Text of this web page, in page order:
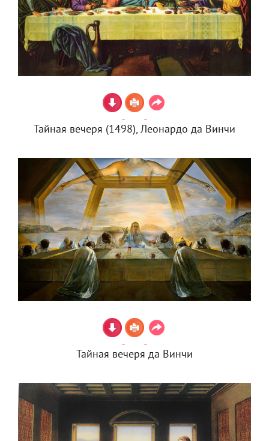
Тайная вечеря (1498), Леонардо да Винчи
Тайная вечеря да Винчи